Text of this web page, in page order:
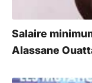
Salaire
Alassane